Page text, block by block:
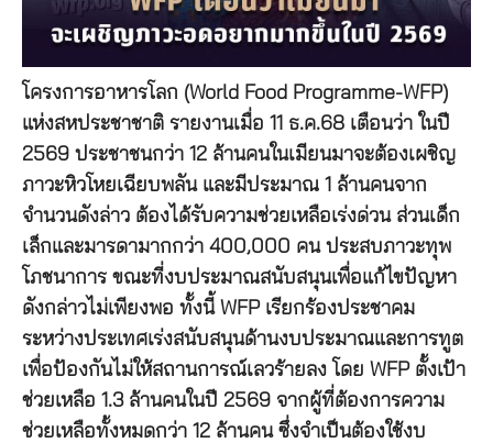
โครงการอาหารโลก (World Food Programme-WFP)
แห่งสหประชาชาติ รายงานเมื่อ 11 ธ.ค.68 เตือนว่า ในปี
2569 ประชาชนกว่า 12 ล้านคนในเมียนมาจะต้องเผชิญ
ภาวะหิวโหยเฉียบพลัน และมีประมาณ 1 ล้านคนจาก
จำนวนดังล่าว ต้องได้รับความช่วยเหลือเร่งด่วน ส่วนเด็ก
เล็กและมารดามากกว่า 400,000 คน ประสบภาวะทุพ
โภชนาการ ขณะที่งบประมาณสนับสนุนเพื่อแก้ไขปัญหา
ดังกล่าวไม่เพียงพอ ทั้งนี้ WFP เรียกร้องประชาคม
ระหว่างประเทศเร่งสนับสนุนด้านงบประมาณและการทูต
เพื่อป้องกันไม่ให้สถานการณ์เลวร้ายลง โดย WFP ตั้งเป้า
ช่วยเหลือ 1.3 ล้านคนในปี 2569 จากผู้ที่ต้องการความ
ช่วยเหลือทั้งหมดกว่า 12 ล้านคน ซึ่งจำเป็นต้องใช้งบ